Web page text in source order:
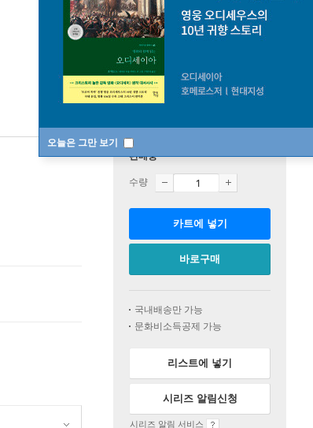
오늘은 그만 보기
판매중
수량
카트에 넣기
바로구매
국내배송만 가능
문화비소득공제 가능
리스트에 넣기
시리즈 알림신청
시리즈 알림 서비스